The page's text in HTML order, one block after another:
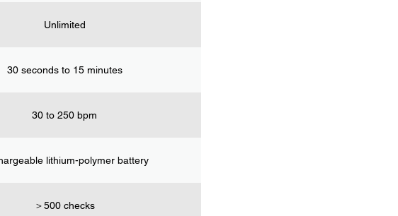
Unlimited
30 seconds to 15 minutes
30 to 250 bpm​ ​
lithium-polymer battery
＞500 checks